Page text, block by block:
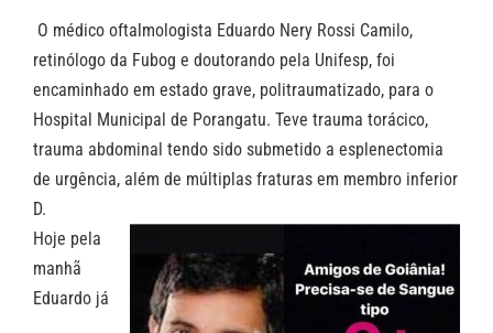
O médico oftalmologista Eduardo Nery Rossi Camilo,
retinólogo da Fubog e doutorando pela Unifesp, foi
encaminhado em estado grave, politraumatizado, para o
Hospital Municipal de Porangatu. Teve trauma torácico,
trauma abdominal tendo sido submetido a esplenectomia
de urgência, além de múltiplas fraturas em membro inferior
D.
Hoje pela
manhã
Eduardo já